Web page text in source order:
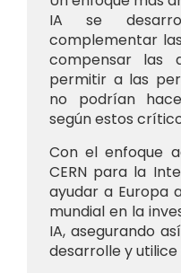
IA se
complementar
compensar las
permitir a las
no podrían
según estos
Con el enfoque
CERN para la
ayudar a Europa
mundial en la
IA, asegurando
desarrolle y